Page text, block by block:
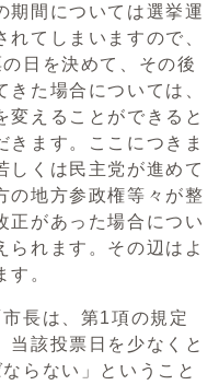
期間については選挙運
てしまいますので、
日を決めて、その後
た場合については、
変えることができると
きます。ここにつきま
しくは民主党が進めて
の地方参政権等々が整
正があった場合につい
られます。その辺はよ
。
長は、第1項の規定
当該投票日を少なくと
らない」ということ